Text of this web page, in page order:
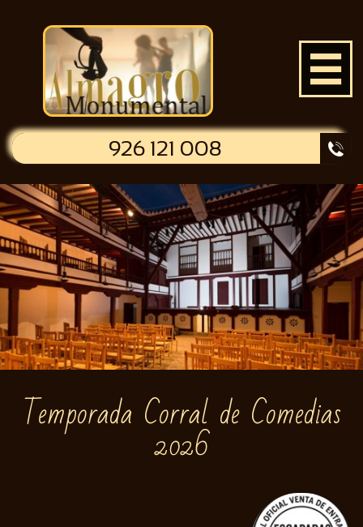

926 121 008 
Temporada Corral de Comedias
2026